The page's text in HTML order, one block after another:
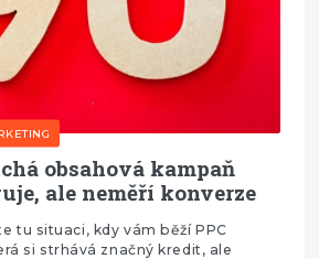
obsahová kampaň
ale neměří konverze
tu situaci, kdy vám běží PPC
si strhává značný kredit, ale